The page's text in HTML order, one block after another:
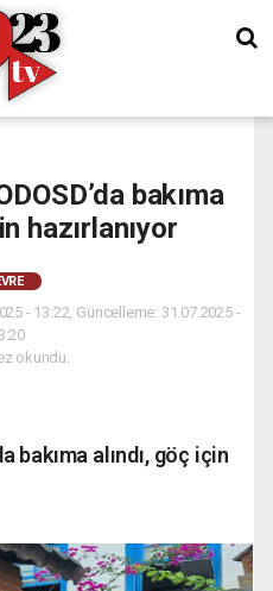
bakıma
hazırlanıyor
- 13:22, Güncelleme: 31.07.2025 -
okundu.
bakıma alındı, göç için